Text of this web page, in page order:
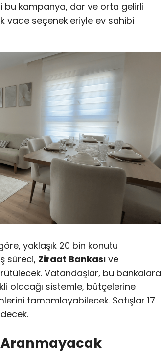
bu kampanya, dar ve orta gelirli
vade seçenekleriyle ev sahibi
yaklaşık 20 bin konutu
süreci, Ziraat Bankası ve
Vatandaşlar, bu bankalara
olacağı sistemle, bütçelerine
tamamlayabilecek. Satışlar 17
Aranmayacak